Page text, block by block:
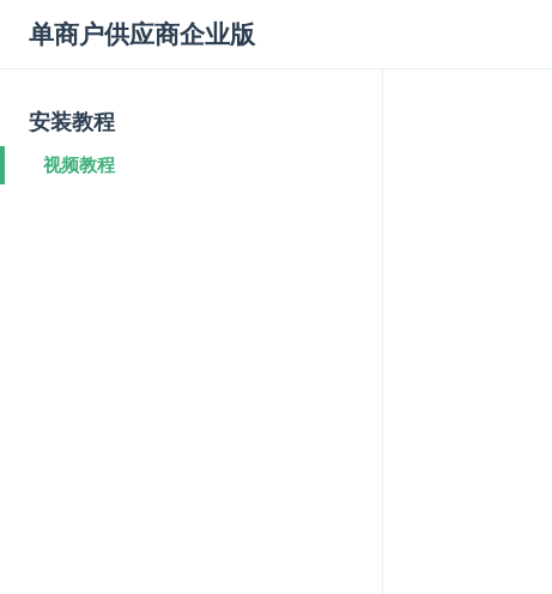
单商户供应商企业版
安装教程
视频教程